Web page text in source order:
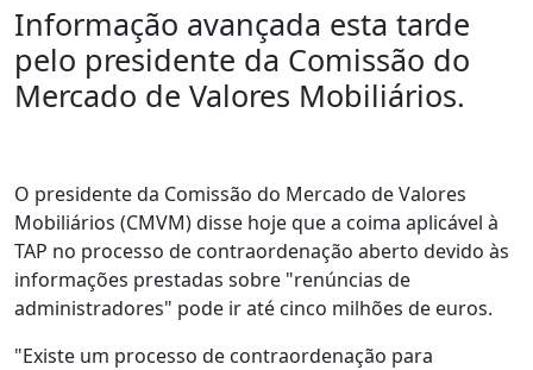
Informação avançada esta tarde
pelo presidente da Comissão do
Mercado de Valores Mobiliários.
O presidente da Comissão do Mercado de Valores
Mobiliários (CMVM) disse hoje que a coima aplicável à
TAP no processo de contraordenação aberto devido às
informações prestadas sobre "renúncias de
administradores" pode ir até cinco milhões de euros.
"Existe um processo de contraordenação para